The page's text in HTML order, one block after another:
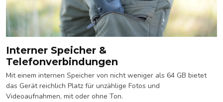
Interner Speicher &
Telefonverbindungen
Mit einem internen Speicher von nicht weniger als 64 GB bietet
das Gerät reichlich Platz für unzählige Fotos und
Videoaufnahmen, mit oder ohne Ton.